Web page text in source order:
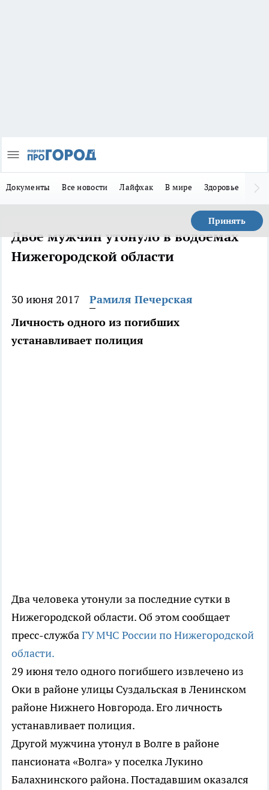
Документы Все новости Лайфхак В мире Здоровье
Принять
Двое мужчин утонуло в водоемах
Нижегородской области
30 июня 2017
Рамиля Печерская
Личность одного из погибших
устанавливает полиция
Два человека утонули за последние сутки в
Нижегородской области. Об этом сообщает
пресс-службаГУ МЧС России по Нижегородской
области.
29 июня тело одного погибшего извлечено из
Оки в районе улицы Суздальская в Ленинском
районе Нижнего Новгорода. Его личность
устанавливает полиция.
Другой мужчина утонул в Волге в районе
пансионата «Волга» у поселка Лукино
Балахнинского района. Постадавшим оказался